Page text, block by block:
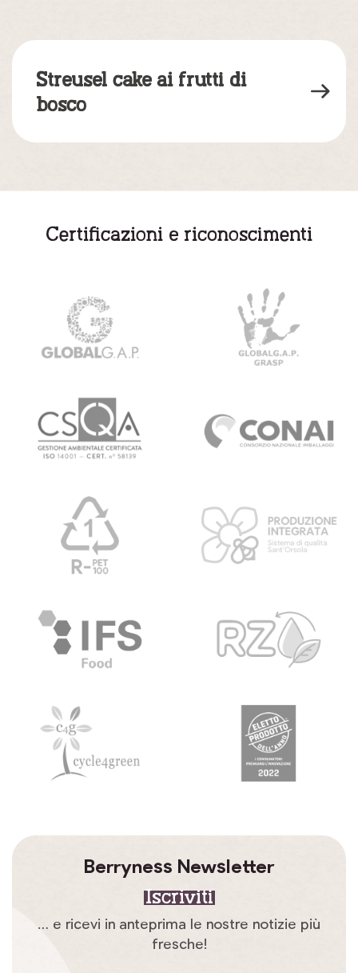
Streusel cake ai frutti di
bosco
Certificazioni e riconoscimenti
Berryness Newsletter
Iscriviti
… e ricevi in anteprima le nostre notizie più
fresche!